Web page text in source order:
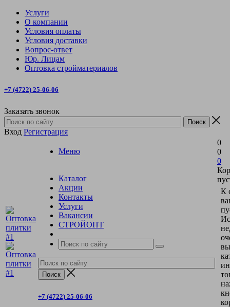
Услуги
О компании
Условия оплаты
Условия доставки
Вопрос-ответ
Юр. Лицам
Оптовка стройматериалов
+7 (4722) 25-06-06
Заказать звонок
Вход Регистрация
Меню
Каталог
Акции
Контакты
Услуги
Вакансии
СТРОЙОПТ
+7 (4722) 25-06-06
0
0
0
К